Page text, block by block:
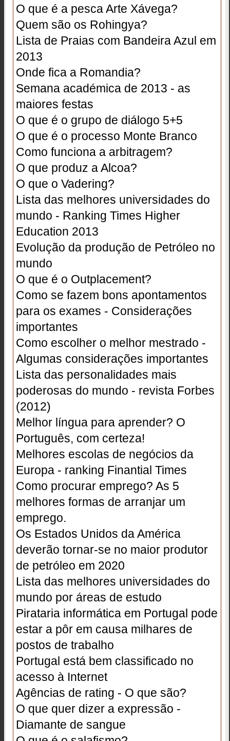
O que é a pesca Arte Xávega?
Quem são os Rohingya?
Lista de Praias com Bandeira Azul em
2013
Onde fica a Romandia?
Semana académica de 2013 - as
maiores festas
O que é o grupo de diálogo 5+5
O que é o processo Monte Branco
Como funciona a arbitragem?
O que produz a Alcoa?
O que o Vadering?
Lista das melhores universidades do
mundo - Ranking Times Higher
Education 2013
Evolução da produção de Petróleo no
mundo
O que é o Outplacement?
Como se fazem bons apontamentos
para os exames - Considerações
importantes
Como escolher o melhor mestrado -
Algumas considerações importantes
Lista das personalidades mais
poderosas do mundo - revista Forbes
(2012)
Melhor língua para aprender? O
Português, com certeza!
Melhores escolas de negócios da
Europa - ranking Finantial Times
Como procurar emprego? As 5
melhores formas de arranjar um
emprego.
Os Estados Unidos da América
deverão tornar-se no maior produtor
de petróleo em 2020
Lista das melhores universidades do
mundo por áreas de estudo
Pirataria informática em Portugal pode
estar a pôr em causa milhares de
postos de trabalho
Portugal está bem classificado no
acesso à Internet
Agências de rating - O que são?
O que quer dizer a expressão -
Diamante de sangue